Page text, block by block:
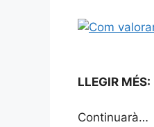
LLEGIR MÉS:
Continuarà…